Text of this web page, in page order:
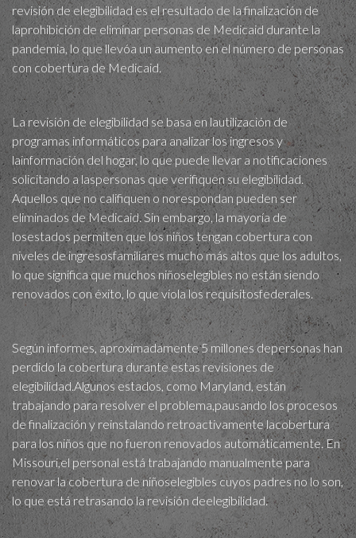
revisión de elegibilidad es el resultado de la finalización de
laprohibición de eliminar personas de Medicaid durante la
pandemia, lo que llevóa un aumento en el número de personas
con cobertura de Medicaid.
La revisión de elegibilidad se basa en lautilización de
programas informáticos para analizar los ingresos y
lainformación del hogar, lo que puede llevar a notificaciones
solicitando a laspersonas que verifiquen su elegibilidad.
Aquellos que no califiquen o norespondan pueden ser
eliminados de Medicaid. Sin embargo, la mayoría de
losestados permiten que los niños tengan cobertura con
niveles de ingresosfamiliares mucho más altos que los adultos,
lo que significa que muchos niñoselegibles no están siendo
renovados con éxito, lo que viola los requisitosfederales.
Según informes, aproximadamente 5 millones depersonas han
perdido la cobertura durante estas revisiones de
elegibilidad.Algunos estados, como Maryland, están
trabajando para resolver el problema,pausando los procesos
de finalización y reinstalando retroactivamente lacobertura
para los niños que no fueron renovados automáticamente. En
Missouri,el personal está trabajando manualmente para
renovar la cobertura de niñoselegibles cuyos padres no lo son,
lo que está retrasando la revisión deelegibilidad.